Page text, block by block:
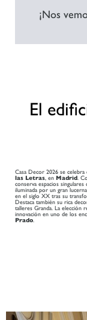
¡Nos
El
Casa Decor 2026 se celebra
las Letras , en Madrid .
conserva espacios
iluminada por un gran
en el siglo XX tras su
Destaca también su rica
talleres Granda. La elección
innovación en uno de los
Prado